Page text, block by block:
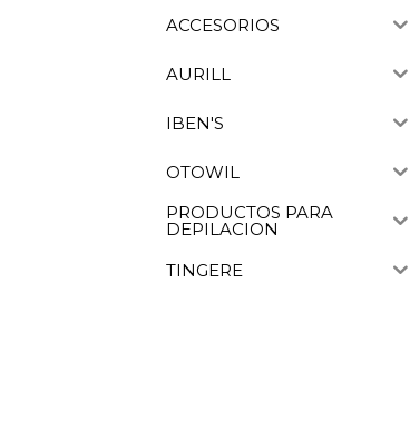
ACCESORIOS
AURILL
IBEN'S
OTOWIL
PRODUCTOS PARA
DEPILACION
TINGERE